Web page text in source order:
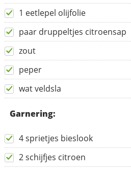
1 eetlepel olijfolie
paar druppeltjes citroensap
zout
peper
wat veldsla
Garnering:
4 sprietjes bieslook
2 schijfjes citroen